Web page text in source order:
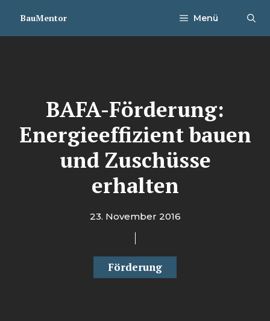
InhaltBauMentor Menü
BAFA-Förderung:
Energieeffizient bauen
und Zuschüsse
erhalten
23. November 2016
Förderung